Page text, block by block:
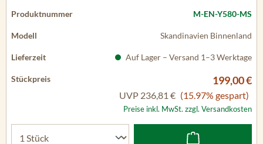
M-EN-Y580-MS
Skandinavien Binnenland
Auf Lager – Versand 1–3 Werktage
199,00 €
UVP 236,81 € (15.97% gespart)
Preise inkl. MwSt. zzgl. Versandkosten